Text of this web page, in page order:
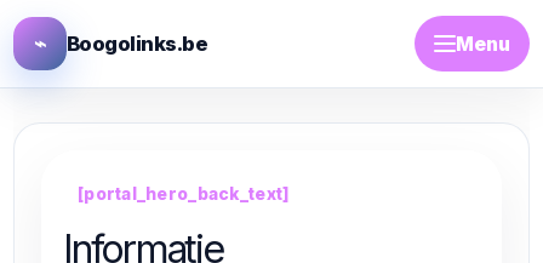
⌁ Boogolinks.be Menu
[portal_hero_back_text]
Informatie